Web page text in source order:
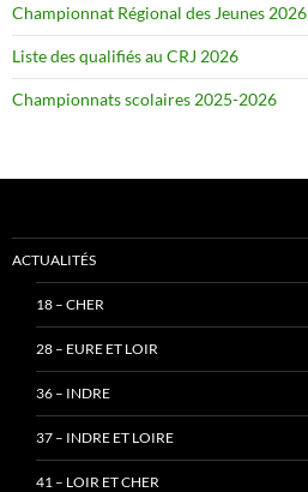
Championnat Régional des Jeunes 2026
Liste des qualifiés au CRJ 2026
Championnats scolaires 2025-2026
ACTUALITÉS
18 – CHER
28 – EURE ET LOIR
36 – INDRE
37 – INDRE ET LOIRE
41 – LOIR ET CHER